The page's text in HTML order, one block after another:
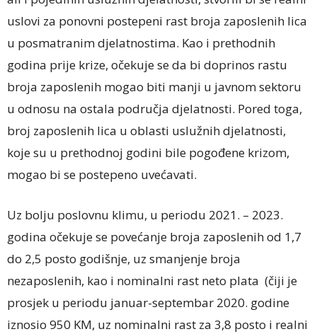
uslovi za ponovni postepeni rast broja zaposlenih lica
u posmatranim djelatnostima. Kao i prethodnih
godina prije krize, očekuje se da bi doprinos rastu
broja zaposlenih mogao biti manji u javnom sektoru
u odnosu na ostala područja djelatnosti. Pored toga,
broj zaposlenih lica u oblasti uslužnih djelatnosti,
koje su u prethodnoj godini bile pogođene krizom,
mogao bi se postepeno uvećavati.
Uz bolju poslovnu klimu, u periodu 2021. – 2023.
godina očekuje se povećanje broja zaposlenih od 1,7
do 2,5 posto godišnje, uz smanjenje broja
nezaposlenih, kao i nominalni rast neto plata (čiji je
prosjek u periodu januar-septembar 2020. godine
iznosio 950 KM, uz nominalni rast za 3,8 posto i realni